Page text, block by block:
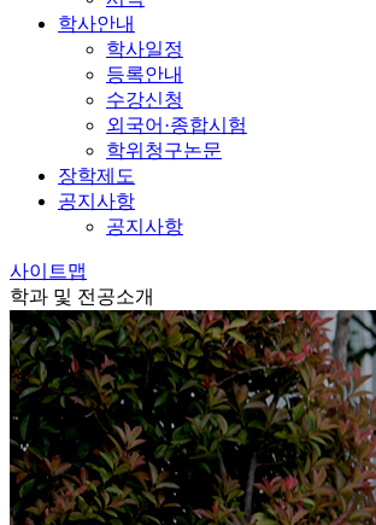
학사안내
학사일정
등록안내
수강신청
외국어·종합시험
학위청구논문
장학제도
공지사항
공지사항
사이트맵
학과 및 전공소개